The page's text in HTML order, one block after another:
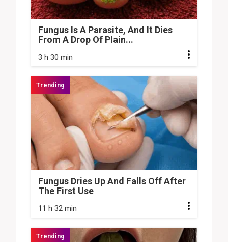
Fungus Is A Parasite, And It Dies
From A Drop Of Plain...
3 h 30 min
Fungus Dries Up And Falls Off After
The First Use
11 h 32 min